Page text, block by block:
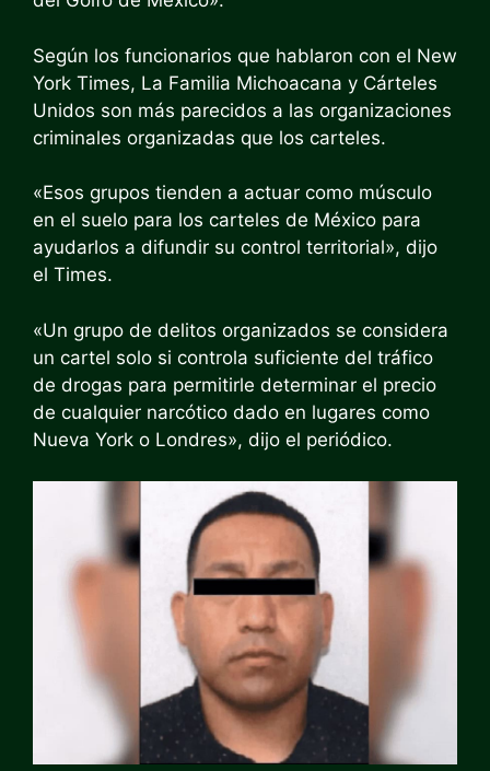
Según los funcionarios que hablaron con el New
York Times, La Familia Michoacana y Cárteles
Unidos son más parecidos a las organizaciones
criminales organizadas que los carteles.
«Esos grupos tienden a actuar como músculo
en el suelo para los carteles de México para
ayudarlos a difundir su control territorial», dijo
el Times.
«Un grupo de delitos organizados se considera
un cartel solo si controla suficiente del tráfico
de drogas para permitirle determinar el precio
de cualquier narcótico dado en lugares como
Nueva York o Londres», dijo el periódico.